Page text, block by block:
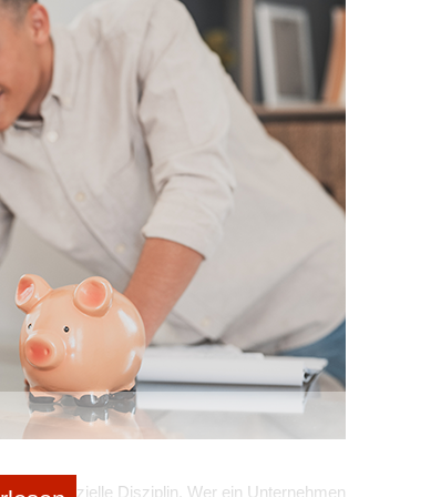
die er im Normalfall an das Finanzamt
eine große Anschaffung, beispielsweise eine
Da sich der Unternehmer vorher mit seinem
Fall einen Investitionsabzugsbetrag
Prozent der Anschaffungskosten angesetzt.
abgezogen werden: Es reduziert sich auf
auf nur noch 35.200 Euro. Es stehen also
in manchen Fällen Vorteile erzielen. Die
zu einem bestimmten Stichtag.
(GuV) bildet sie den Jahresabschluss.
wie der GmbH oder der OHG und
Euro Umsatz oder mehr als 60.000 Euro
gleich Bilanz – es gibt die Handels- und die
eine Handelsbilanz. Bei
beiden Bilanzarten zu vergleichen und zu
bestimmter Rücklagenbildungen. Sollten sich
finanzielle Disziplin. Wer ein Unternehmen